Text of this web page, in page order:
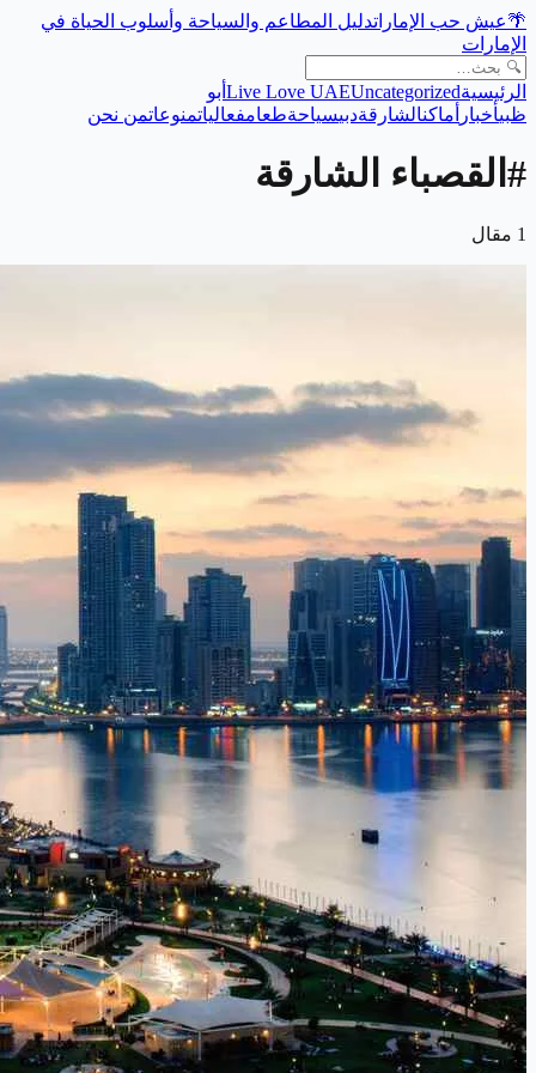
🌴عيش حب الإماراتدليل المطاعم والسياحة وأسلوب الحياة في
الإمارات
الرئيسية Live Love UAEUncategorized
أبو
ظبيأخبار أماكنالشارقةدبيسياحةطعامفعالياتمنوعاتمن نحن
# القصباء الشارقة
1 مقال